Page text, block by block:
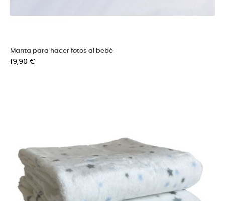
Manta para hacer fotos al bebé
Precio
19,90 €